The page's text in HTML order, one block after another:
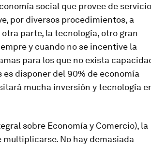
social que provee de
por diversos procedimientos, a
parte, la tecnología, otro gran
y cuando no se incentive la
para los que no exista
disponer del 90% de economía
mucha inversión y tecnología
sobre Economía y Comercio), la
No hay demasiada